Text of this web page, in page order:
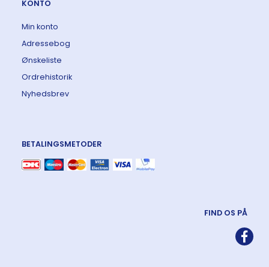
KONTO
Min konto
Adressebog
Ønskeliste
Ordrehistorik
Nyhedsbrev
BETALINGSMETODER
FIND OS PÅ